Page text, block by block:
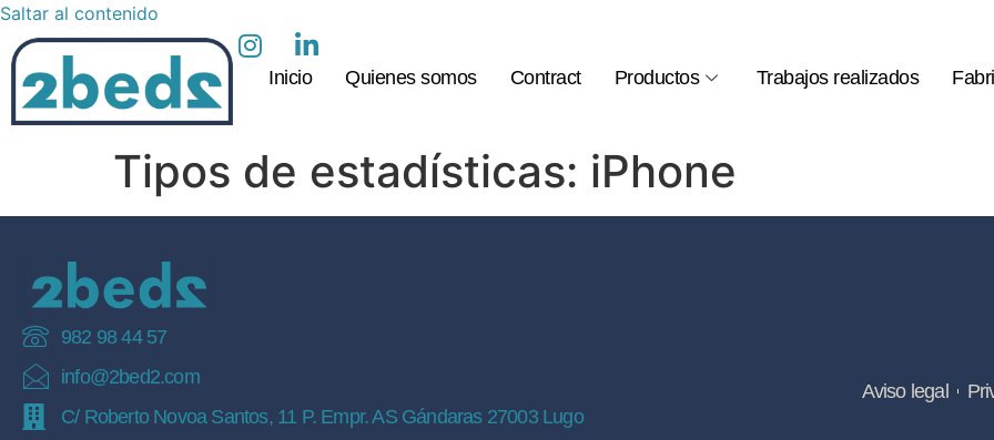
Saltar al contenido
Inicio Quienes somos Contract Productos Trabajos realizados
Tipos de estadísticas: iPhone
982 98 44 57
info@2bed2.com
C/ Roberto Novoa Santos, 11 P. Empr. AS Gándaras 27003 Lugo
Aviso legal